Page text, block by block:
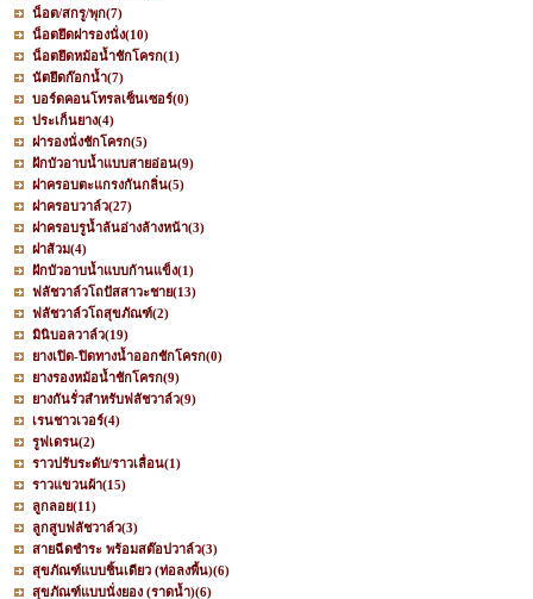
น็อต/สกรู/พุก(7)
น็อตยึดฝารองนั่ง(10)
น็อตยึดหม้อน้ำชักโครก(1)
นัตยึดก๊อกน้ำ(7)
บอร์ดคอนโทรลเซ็นเซอร์(0)
ประเก็นยาง(4)
ฝารองนั่งชักโครก(5)
ฝักบัวอาบน้ำแบบสายอ่อน(9)
ฝาครอบตะแกรงกันกลิ่น(5)
ฝาครอบวาล์ว(27)
ฝาครอบรูน้ำล้นอ่างล้างหน้า(3)
ฝาส้วม(4)
ฝักบัวอาบน้ำแบบก้านแข็ง(1)
ฟลัชวาล์วโถปัสสาวะชาย(13)
ฟลัชวาล์วโถสุขภัณฑ์(2)
มินิบอลวาล์ว(19)
ยางเปิด-ปิดทางน้ำออกชักโครก(0)
ยางรองหม้อน้ำชักโครก(9)
ยางกันรั่วสำหรับฟลัชวาล์ว(9)
เรนชาวเวอร์(4)
รูฟเดรน(2)
ราวปรับระดับ/ราวเลื่อน(1)
ราวแขวนผ้า(15)
ลูกลอย(11)
ลูกสูบฟลัชวาล์ว(3)
สายฉีดชำระ พร้อมสต๊อปวาล์ว(3)
สุขภัณฑ์แบบชิ้นเดียว (ท่อลงพื้น)(6)
สุขภัณฑ์แบบนั่งยอง (ราดน้ำ)(6)